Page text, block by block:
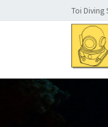
ン
に
ビ
ョ
Toi Diving